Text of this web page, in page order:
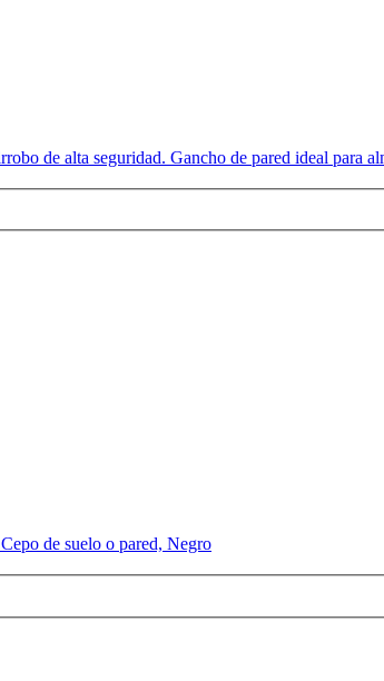
de alta seguridad. Gancho de pared ideal para
de suelo o pared, Negro